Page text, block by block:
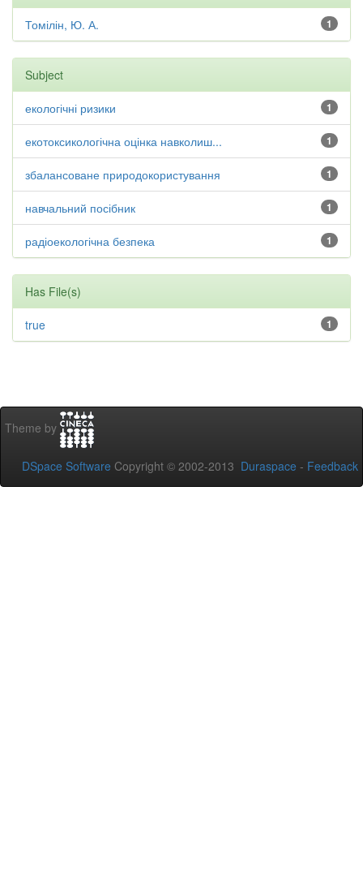
1
Томілін, Ю. А.
Subject
1
екологічні ризики
1
екотоксикологічна оцінка навколиш...
1
збалансоване природокористування
1
навчальний посібник
1
радіоекологічна безпека
Has File(s)
1
true
Theme by
DSpace Software Copyright © 2002-2013 Duraspace - Feedback